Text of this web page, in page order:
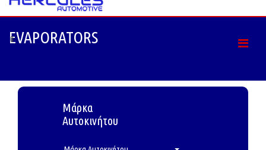
0
EVAPORATORS
Μάρκα
Αυτοκινήτου